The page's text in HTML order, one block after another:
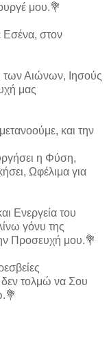
μου.💐
Εσένα, στον
των Αιώνων, Ιησούς
μας
και την
η Φύση,
Ωφέλιμα για
Ενεργεία του
γόνυ της
Προσευχή μου.💐
δεν τολμώ να Σου